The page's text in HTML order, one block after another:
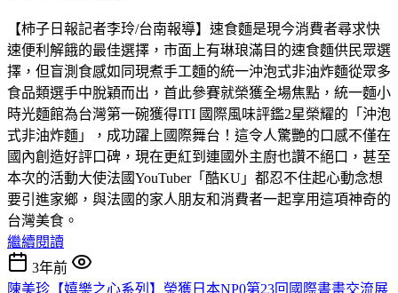
【柿子日報記者李玲/台南報導】速食麵是現今消費者尋求快
速便利解餓的最佳選擇，市面上有琳琅滿目的速食麵供民眾選
擇，但盲測食感如同現煮手工麵的統一沖泡式非油炸麵從眾多
食品類選手中脫穎而出，首此參賽就榮獲全場焦點，統一麵小
時光麵館為台灣第一碗獲得ITI 國際風味評鑑2星榮耀的「沖泡
式非油炸麵」，成功躍上國際舞台！這令人驚艷的口感不僅在
國內創造好評口碑，現在更紅到連國外主廚也讚不絕口，甚至
本次的活動大使法國YouTuber「酷KU」都忍不住起心動念想
要引進家鄉，與法國的家人朋友和消費者一起享用這項神奇的
台灣美食。
繼續閱讀
3年前
陳美珍【嬉樂之心系列】榮獲日本NP0第23回國際書畫交流展